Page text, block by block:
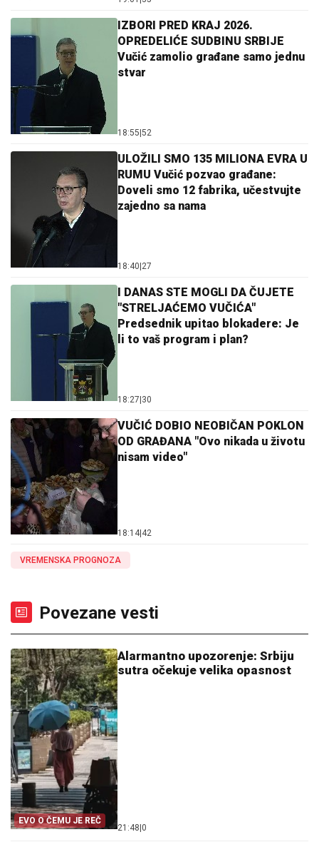
IZBORI PRED KRAJ 2026.
OPREDELIĆE SUDBINU SRBIJE
Vučić zamolio građane samo jednu
stvar
18:55 52
ULOŽILI SMO 135 MILIONA EVRA U
RUMU Vučić pozvao građane:
Doveli smo 12 fabrika, učestvujte
zajedno sa nama
18:40 27
I DANAS STE MOGLI DA ČUJETE
"STRELJAĆEMO VUČIĆA"
Predsednik upitao blokadere: Je
li to vaš program i plan?
18:27 30
VUČIĆ DOBIO NEOBIČAN POKLON
OD GRAĐANA "Ovo nikada u životu
nisam video"
18:14 42
VREMENSKA PROGNOZA
Povezane vesti
EVO O ČEMU JE REČ
Alarmantno upozorenje: Srbiju
sutra očekuje velika opasnost
21:48 0